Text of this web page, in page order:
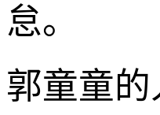
怠。
郭童童